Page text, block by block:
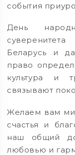
события
День
Беларусь и
право
культура и
связывают
Желаем вам
счастья и
наш общий
любовью и